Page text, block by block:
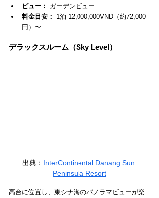
ビュー：
ガーデンビュー
料金目安：
1泊 12,000,000VND（約72,000
円）〜
デラックスルーム（Sky Level）
出典： InterContinental Danang Sun
Peninsula Resort
高台に位置し、東シナ海のパノラマビューが楽